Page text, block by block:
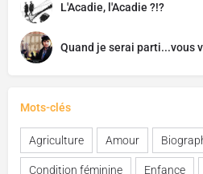
L'Acadie, l'Acadie ?!?
Quand je serai parti...vous
Mots-clés
Agriculture Amour
Condition féminine Enfance